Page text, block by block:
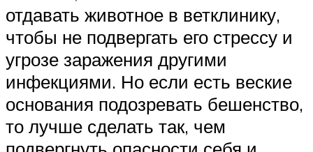
отдавать животное в ветклинику,
чтобы не подвергать его стрессу и
угрозе заражения другими
инфекциями. Но если есть веские
основания подозревать бешенство,
то лучше сделать так, чем